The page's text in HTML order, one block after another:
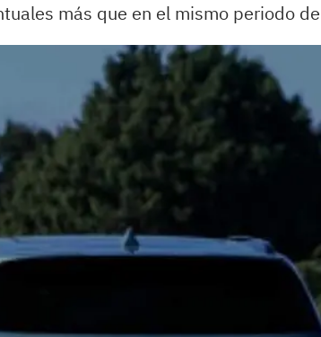
más que en el mismo periodo